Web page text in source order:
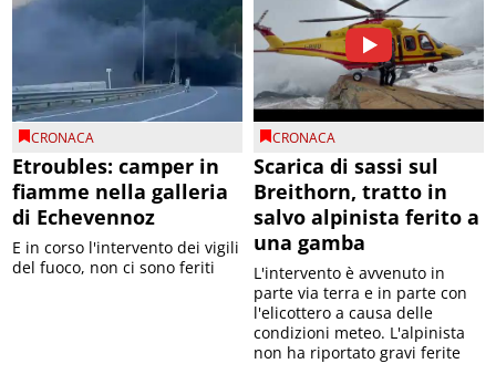
CRONACA
Etroubles: camper in
fiamme nella galleria
di Echevennoz
E in corso l'intervento dei vigili
del fuoco, non ci sono feriti
CRONACA
Scarica di sassi sul
Breithorn, tratto in
salvo alpinista ferito a
una gamba
L'intervento è avvenuto in
parte via terra e in parte con
l'elicottero a causa delle
condizioni meteo. L'alpinista
non ha riportato gravi ferite